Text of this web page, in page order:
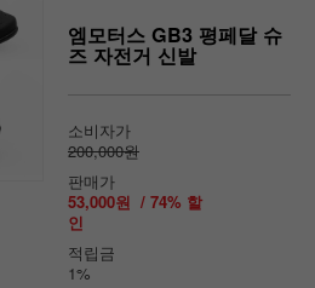
엠모터스 GB3 평페달 슈
즈 자전거 신발
소비자가
200,000원
판매가
53,000원 / 74% 할
인
적립금
1%